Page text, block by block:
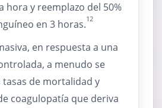
hora y reemplazo del 50%
en 3 horas.12
en respuesta a una
a menudo se
tasas de mortalidad y
coagulopatía que deriva